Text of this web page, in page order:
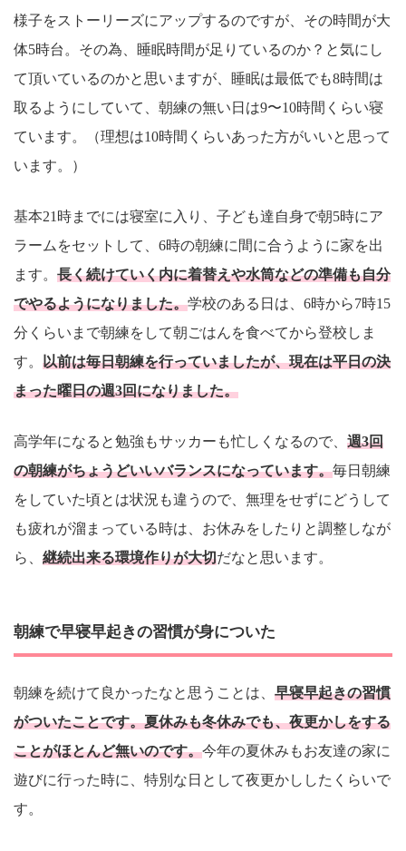
様子をストーリーズにアップするのですが、その時間が大
体5時台。その為、睡眠時間が足りているのか？と気にし
て頂いているのかと思いますが、睡眠は最低でも8時間は
取るようにしていて、朝練の無い日は9〜10時間くらい寝
ています。（理想は10時間くらいあった方がいいと思って
います。）
基本21時までには寝室に入り、子ども達自身で朝5時にア
ラームをセットして、6時の朝練に間に合うように家を出
ます。 長く続けていく内に着替えや水筒などの準備も自分
でやるようになりました。学校のある日は、6時から7時15
分くらいまで朝練をして朝ごはんを食べてから登校しま
す。 以前は毎日朝練を行っていましたが、現在は平日の決
まった曜日の週3回になりました。
高学年になると勉強もサッカーも忙しくなるので、 週3回
の朝練がちょうどいいバランスになっています。毎日朝練
をしていた頃とは状況も違うので、無理をせずにどうして
も疲れが溜まっている時は、お休みをしたりと調整しなが
ら、 継続出来る環境作りが大切だなと思います。
朝練で早寝早起きの習慣が身についた
朝練を続けて良かったなと思うことは、 早寝早起きの習慣
がついたことです。夏休みも冬休みでも、夜更かしをする
ことがほとんど無いのです。今年の夏休みもお友達の家に
遊びに行った時に、特別な日として夜更かししたくらいで
す。